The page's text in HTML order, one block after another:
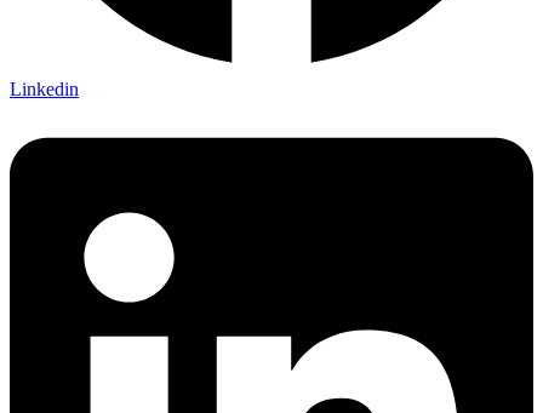
Linkedin